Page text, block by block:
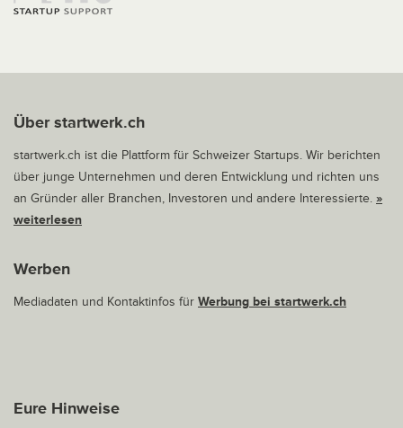
Über startwerk.ch
startwerk.ch ist die Plattform für Schweizer Startups. Wir berichten
über junge Unternehmen und deren Entwicklung und richten uns
an Gründer aller Branchen, Investoren und andere Interessierte. »
weiterlesen
Werben
Mediadaten und Kontaktinfos für Werbung bei startwerk.ch
Eure Hinweise